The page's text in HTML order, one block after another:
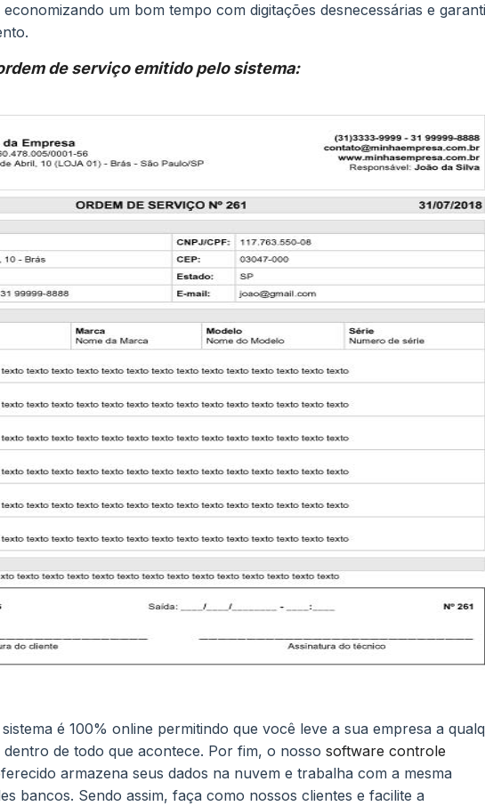
um bom tempo com digitações desnecessárias e
de serviço emitido pelo sistema:
é 100% online permitindo que você leve a sua empresa a
de todo que acontece. Por fim, o nosso software controle
armazena seus dados na nuvem e trabalha com a mesma
bancos. Sendo assim, faça como nossos clientes e facilite a